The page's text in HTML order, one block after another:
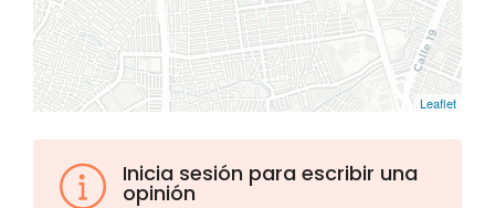
Leaflet
Inicia sesión para escribir una
opinión